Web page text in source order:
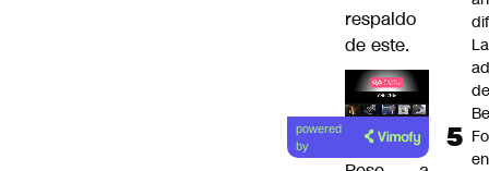
respaldo
de este.
Lea el
artículo
powered
by
La
de
en